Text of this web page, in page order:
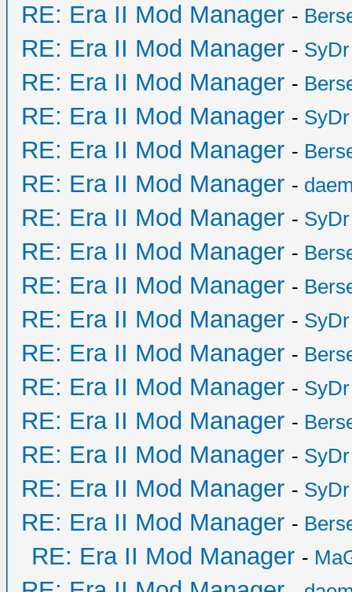
RE: Era II Mod Manager -
RE: Era II Mod Manager - SyDr
RE: Era II Mod Manager -
RE: Era II Mod Manager - SyDr
RE: Era II Mod Manager -
RE: Era II Mod Manager -
RE: Era II Mod Manager - SyDr
RE: Era II Mod Manager -
RE: Era II Mod Manager -
RE: Era II Mod Manager - SyDr
RE: Era II Mod Manager -
RE: Era II Mod Manager - SyDr
RE: Era II Mod Manager -
RE: Era II Mod Manager - SyDr
RE: Era II Mod Manager - SyDr
RE: Era II Mod Manager -
RE: Era II Mod Manager -